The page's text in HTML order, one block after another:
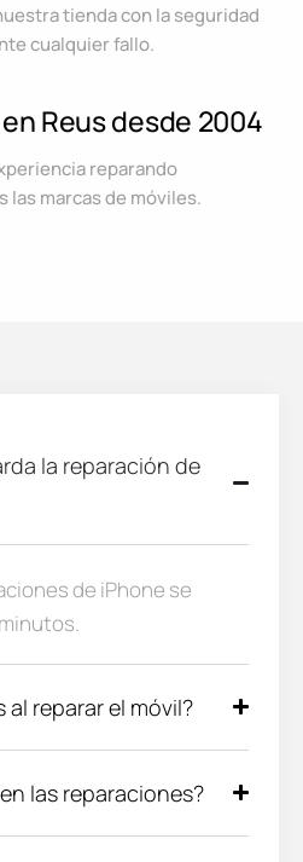
tienda con la seguridad
cualquier fallo.
Reus desde 2004
reparando
marcas de móviles.
la reparación de
de iPhone se
al reparar el móvil?
las reparaciones?